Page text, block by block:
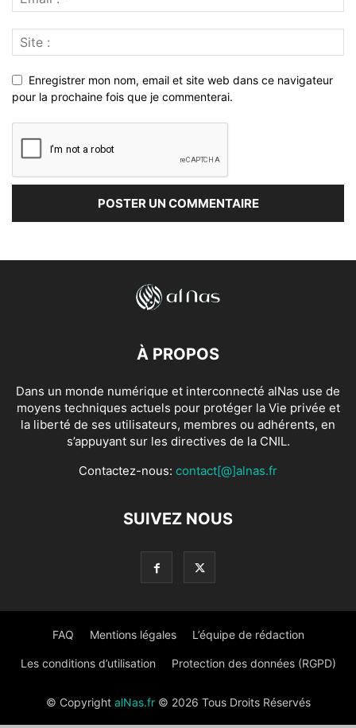
Enregistrer mon nom, email et site web dans ce navigateur
pour la prochaine fois que je commenterai.
À PROPOS
Dans un monde numérique et interconnecté alNas use de
moyens techniques actuels pour protéger la Vie privée et
la liberté de ses utilisateurs, membres ou adhérents, en
s’appuyant sur les directives de la CNIL.
Contactez-nous: contact[@]alnas.fr
SUIVEZ NOUS
FAQ Mentions légales L’équipe de rédaction
Les conditions d’utilisation Protection des données (RGPD)
© Copyright alNas.fr© 2026 Tous Droits Réservés